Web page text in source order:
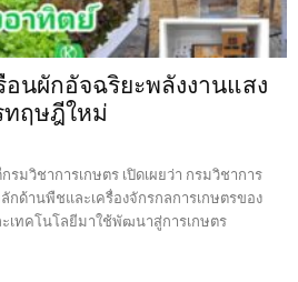
อนผักอัจฉริยะพลังงานแสง
ทฤษฎีใหม่
มวิชาการเกษตร เปิดเผยว่า กรมวิชาการ
กด้านพืชและเครื่องจักรกลการเกษตรของ
เทคโนโลยีมาใช้พัฒนาสู่การเกษตร